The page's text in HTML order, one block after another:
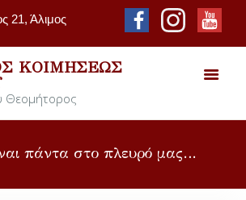
21, Άλιμος
ΚΟΙΜΉΣΕΩΣ
Θεομήτορος
πάντα στο πλευρό μας…